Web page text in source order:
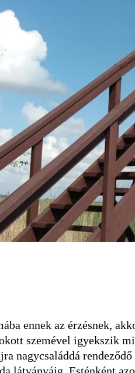
ennek az érzésnek,
szemével igyekszik
nagycsaláddá